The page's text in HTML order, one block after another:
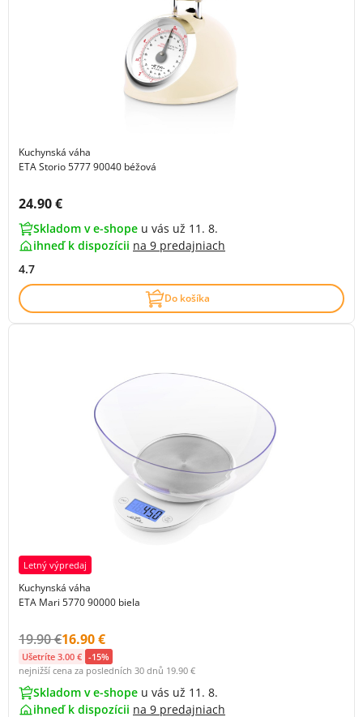
Kuchynská váha
ETA Storio 5777 90040 béžová
Cena s DPH:
24.90 €
Skladom v e-shope u vás už 11. 8.
ihneď k dispozícii na 9 predajniach
4.7
Do košíka
Letný výpredaj
Kuchynská váha
ETA Mari 5770 90000 biela
Původní cena s DPH:
19.90 €Cena s DPH:
16.90 €
Ušetríte 3.00 € -15%
nejnižší cena za posledních 30 dnů 19.90 €
Skladom v e-shope u vás už 11. 8.
ihneď k dispozícii na 9 predajniach